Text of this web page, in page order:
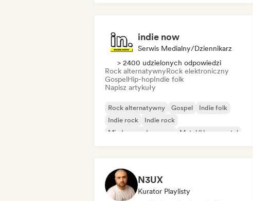
indie now
Serwis Medialny/Dziennikarz
> 2400 udzielonych odpowiedzi
Rock alternatywnyRock elektroniczny
GospelHip-hopIndie folk
Napisz artykuły
Rock alternatywny Gospel
Indie folk
Indie rock
Indie rock
Międzynarodowy rap
Metal/Heavy metal
N3UX
Kurator Playlisty